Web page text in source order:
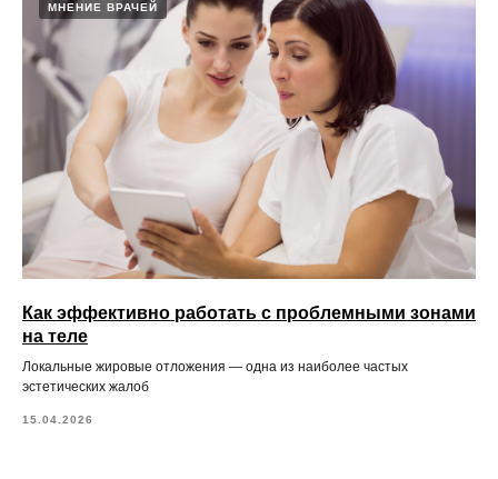
МНЕНИЕ ВРАЧЕЙ
Как эффективно работать с проблемными зонами
на теле
Локальные жировые отложения — одна из наиболее частых
эстетических жалоб
15.04.2026